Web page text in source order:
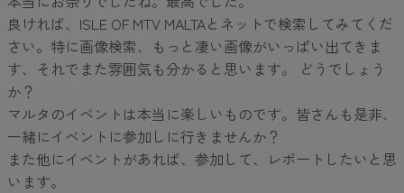
良ければ、ISLE OF MTV MALTAとネットで検索してみてくだ
さい。特に画像検索、もっと凄い画像がいっぱい出てきま
す、それでまた雰囲気も分かると思います。 どうでしょう
か？
マルタのイベントは本当に楽しいものです。皆さんも是非、
一緒にイベントに参加しに行きませんか？
また他にイベントがあれば、参加して、レポートしたいと思
います。